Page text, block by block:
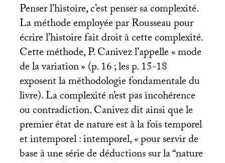
Penser l’histoire, c’est penser sa complexité.
La méthode employée par Rousseau pour
écrire l’histoire fait droit à cette complexité.
Cette méthode, P. Canivez l’appelle «mode
de la variation» (p. 16; les p. 15-18
exposent la méthodologie fondamentale du
livre). La complexité n’est pas incohérence
ou contradiction. Canivez dit ainsi que le
premier état de nature est à la fois temporel
et intemporel : intemporel, «pour servir de
base à une série de déductions sur la “nature